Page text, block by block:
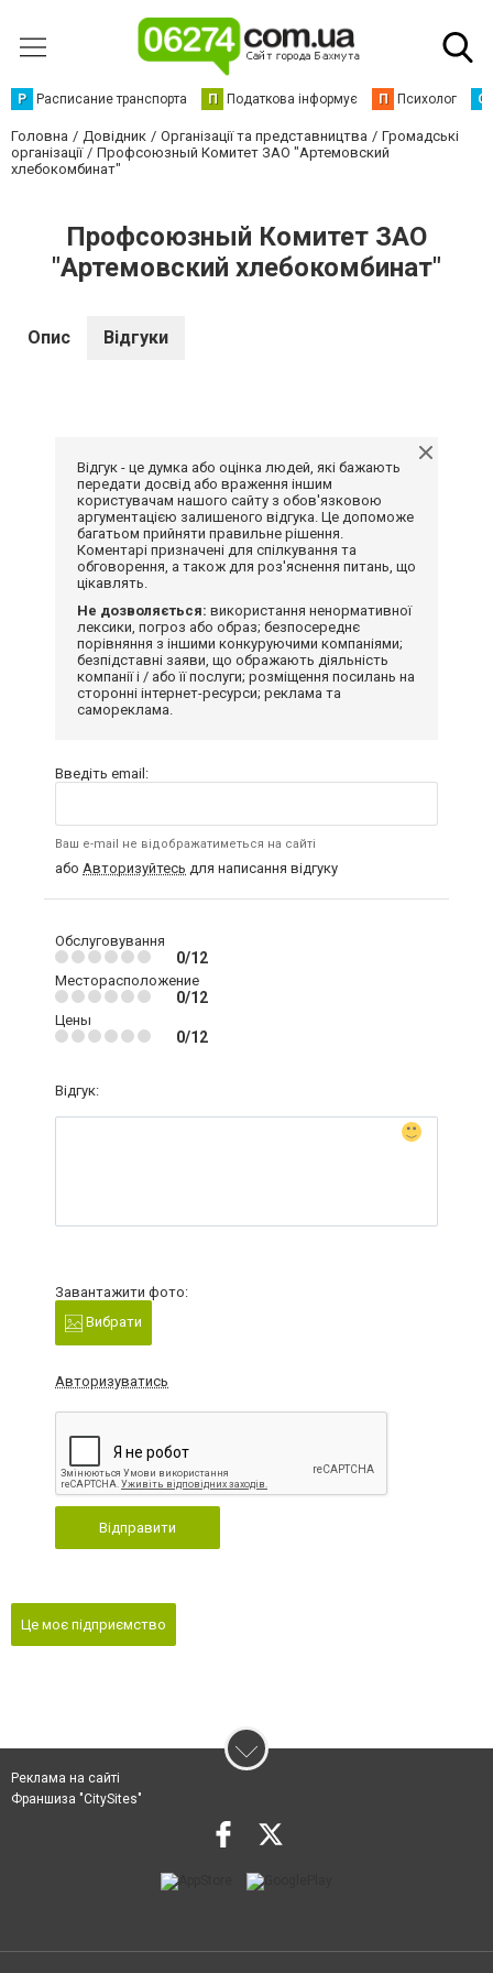
Р Расписание транспорта П Податкова інформує П Психолог С
Головна Довідник Організації та представництва
Громадські
організації
Профсоюзный Комитет ЗАО "Артемовский
хлебокомбинат"
Профсоюзный Комитет ЗАО
"Артемовский хлебокомбинат"
Опис Відгуки
Відгук - це думка або оцінка людей, які бажають
передати досвід або враження іншим
користувачам нашого сайту з обов'язковою
аргументацією залишеного відгука. Це допоможе
багатьом прийняти правильне рішення.
Коментарі призначені для спілкування та
обговорення, а також для роз'яснення питань, що
цікавлять.
Не дозволяється: використання ненормативної
лексики, погроз або образ; безпосереднє
порівняння з іншими конкуруючими компаніями;
безпідставні заяви, що ображають діяльність
компанії і / або її послуги; розміщення посилань на
сторонні інтернет-ресурси; реклама та
самореклама.
Введіть email:
Ваш e-mail не відображатиметься на сайті
або Авторизуйтесь для написання відгуку
Обслуговування
0/12
Месторасположение
0/12
Цены
0/12
Відгук:
Завантажити фото:
Вибрати
Авторизуватись
Відправити
Це моє підприємство
Реклама на сайті
Франшиза "CitySites"